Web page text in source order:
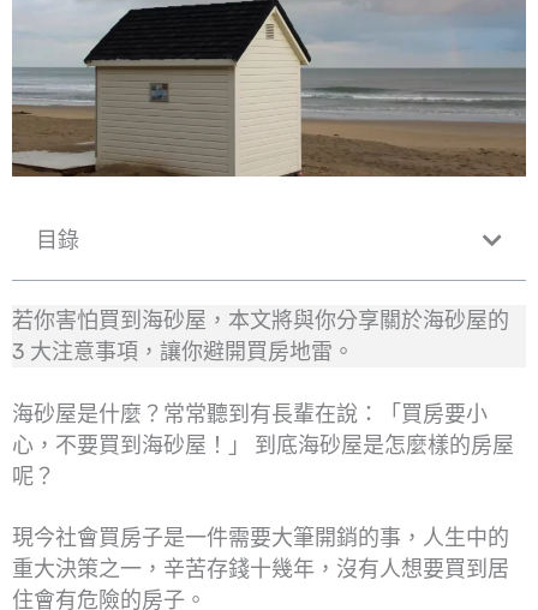
目錄
若你害怕買到海砂屋，本文將與你分享關於海砂屋的
3 大注意事項，讓你避開買房地雷。
海砂屋是什麼？常常聽到有長輩在說：「買房要小
心，不要買到海砂屋！」 到底海砂屋是怎麼樣的房屋
呢？
現今社會買房子是一件需要大筆開銷的事，人生中的
重大決策之一，辛苦存錢十幾年，沒有人想要買到居
住會有危險的房子。